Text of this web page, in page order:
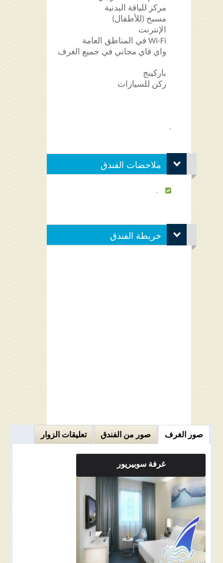
مركز للياقة البدنية
مسبح (للأطفال)
الإنترنت
Wi-Fi في المناطق العامة
واي فاي مجاني في جميع الغرف
باركينج
ركن للسيارات
.
ملاحضات الفندق
.
خريطة الفندق
صور الغرف صور من الفندق تعليقات الزوار
غرفة سوبيريور
ملاحضات الغرفة